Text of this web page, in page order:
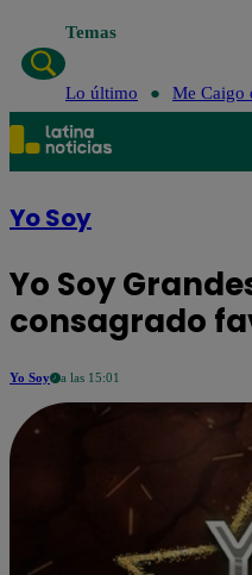
Temas
Lo último Me Caigo
Yo Soy
Yo Soy
consagrado
Yo Soy a las 15:01